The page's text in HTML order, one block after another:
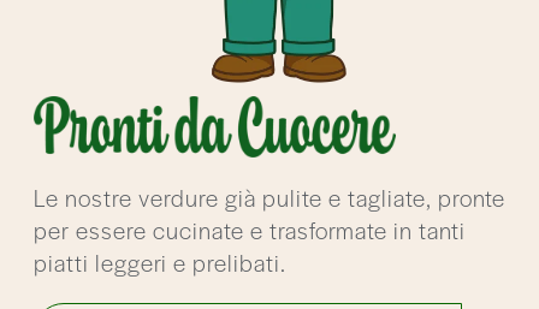
Le nostre verdure già pulite e tagliate, pronte
per essere cucinate e trasformate in tanti
piatti leggeri e prelibati.